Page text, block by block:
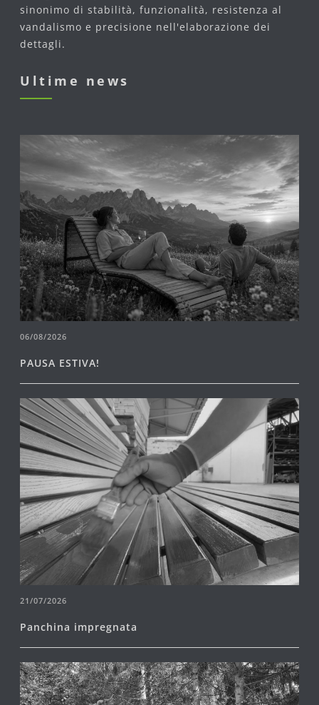
sinonimo di stabilità, funzionalità, resistenza al
vandalismo e precisione nell'elaborazione dei
dettagli.
Ultime news
06/08/2026
PAUSA ESTIVA!
21/07/2026
Panchina impregnata